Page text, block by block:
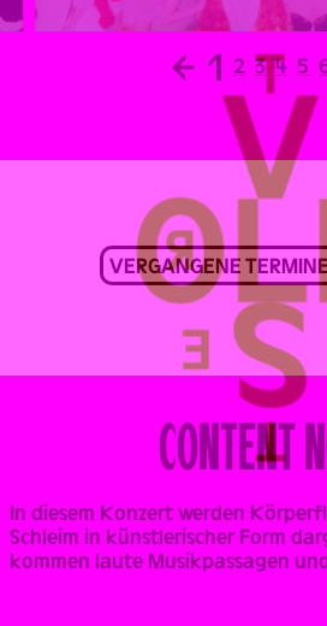
← 1 2 3 4 5
VERGANGENE
CONTENT
In diesem Konzert werden
Schleim in künstlerischer Form
kommen laute Musikpassagen